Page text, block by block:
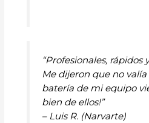
“Profesionales, rápidos
Me dijeron que no
batería de mi equipo
bien de ellos!”
– Luis R. (Narvarte)